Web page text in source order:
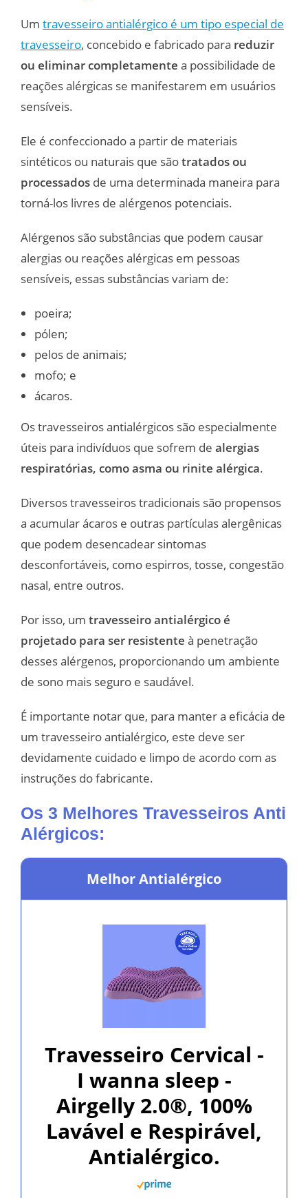
Um travesseiro antialérgico é um tipo especial de
travesseiro, concebido e fabricado para reduzir
ou eliminar completamente a possibilidade de
reações alérgicas se manifestarem em usuários
sensíveis.
Ele é confeccionado a partir de materiais
sintéticos ou naturais que sãotratados ou
processados de uma determinada maneira para
torná-los livres de alérgenos potenciais.
Alérgenos são substâncias que podem causar
alergias ou reações alérgicas em pessoas
sensíveis, essas substâncias variam de:
poeira;
pólen;
pelos de animais;
mofo; e
ácaros.
Os travesseiros antialérgicos são especialmente
úteis para indivíduos que sofrem de alergias
respiratórias, como asma ou rinite alérgica.
Diversos travesseiros tradicionais são propensos
a acumular ácaros e outras partículas alergênicas
que podem desencadear sintomas
desconfortáveis, como espirros, tosse, congestão
nasal, entre outros.
Por isso, um travesseiro antialérgico é
projetado para ser resistente à penetração
desses alérgenos, proporcionando um ambiente
de sono mais seguro e saudável.
É importante notar que, para manter a eficácia de
um travesseiro antialérgico, este deve ser
devidamente cuidado e limpo de acordo com as
instruções do fabricante.
Os 3 Melhores Travesseiros Anti
Alérgicos:
Melhor Antialérgico
Travesseiro Cervical -
I wanna sleep -
Airgelly 2.0®, 100%
Lavável e Respirável,
Antialérgico.